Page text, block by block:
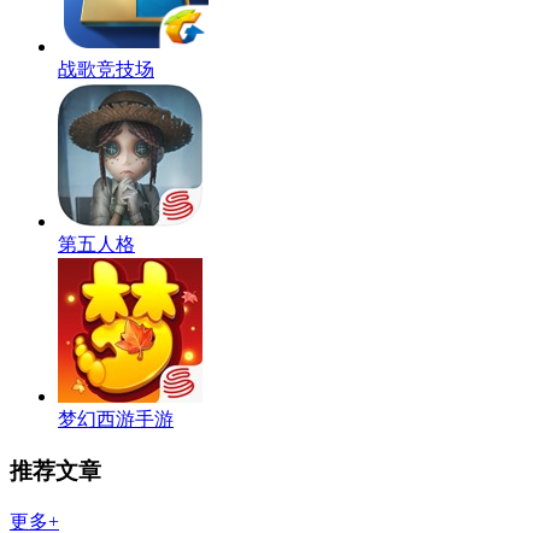
战歌竞技场
第五人格
梦幻西游手游
推荐文章
更多+